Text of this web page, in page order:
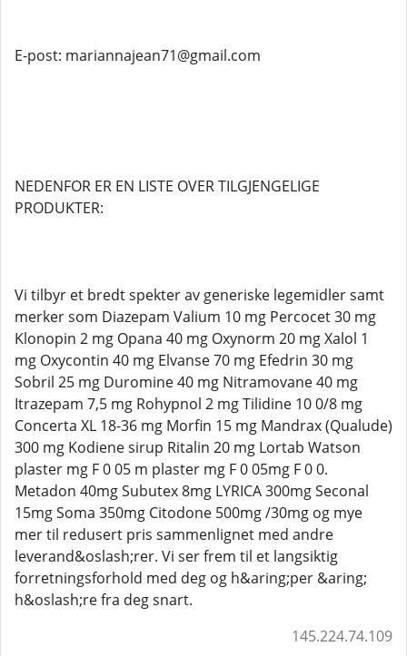
E-post: mariannajean71@gmail.com
NEDENFOR ER EN LISTE OVER TILGJENGELIGE
PRODUKTER:
Vi tilbyr et bredt spekter av generiske legemidler samt
merker som Diazepam Valium 10 mg Percocet 30 mg
Klonopin 2 mg Opana 40 mg Oxynorm 20 mg Xalol 1
mg Oxycontin 40 mg Elvanse 70 mg Efedrin 30 mg
Sobril 25 mg Duromine 40 mg Nitramovane 40 mg
Itrazepam 7,5 mg Rohypnol 2 mg Tilidine 10 0/8 mg
Concerta XL 18-36 mg Morfin 15 mg Mandrax (Qualude)
300 mg Kodiene sirup Ritalin 20 mg Lortab Watson
plaster mg F 0 05 m plaster mg F 0 05mg F 0 0.
Metadon 40mg Subutex 8mg LYRICA 300mg Seconal
15mg Soma 350mg Citodone 500mg /30mg og mye
mer til redusert pris sammenlignet med andre
leverand&oslash;rer. Vi ser frem til et langsiktig
forretningsforhold med deg og h&aring;per &aring;
h&oslash;re fra deg snart.
145.224.74.109